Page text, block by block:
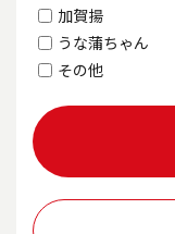
加賀揚
うな蒲ちゃん
その他